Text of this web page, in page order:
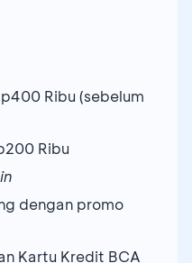
Ribu (sebelum
Ribu
dengan promo
Kartu Kredit BCA